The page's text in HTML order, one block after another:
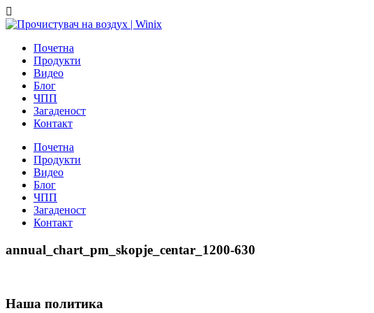
Почетна
Продукти
Видео
Блог
ЧПП
Загаденост
Контакт
Почетна
Продукти
Видео
Блог
ЧПП
Загаденост
Контакт
annual_chart_pm_skopje_centar_1200-630
Наша политика